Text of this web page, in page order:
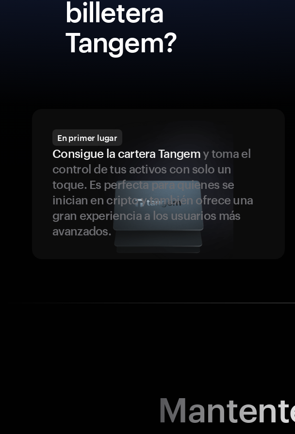
billetera
Tangem?
En primer lugar
Consigue la cartera Tangemy toma el
control de tus activos con solo un
toque. Es perfecta para quienes se
inician en cripto y también ofrece una
gran experiencia a los usuarios más
avanzados.